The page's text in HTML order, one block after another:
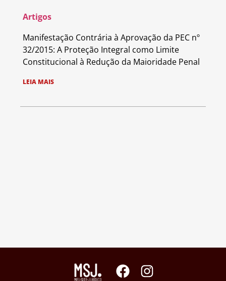
Artigos
Manifestação Contrária à Aprovação da PEC nº
32/2015: A Proteção Integral como Limite
Constitucional à Redução da Maioridade Penal
LEIA MAIS